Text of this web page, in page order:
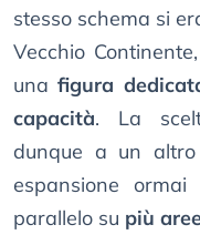
stesso schema si
Vecchio
unafigura
capacità. La
dunque a un
espansione
parallelo su più